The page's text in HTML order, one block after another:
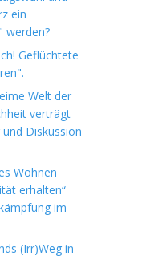
ein
werden?
Geflüchtete
Welt der
verträgt
Diskussion
Wohnen
erhalten“
im
(Irr)Weg in